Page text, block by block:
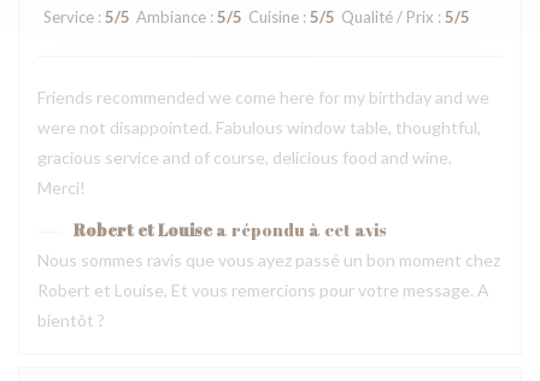
Service : 5/5 Ambiance : 5/5 Cuisine : 5/5 Qualité / Prix : 5/5
Friends recommended we come here for my birthday and we
were not disappointed. Fabulous window table, thoughtful,
gracious service and of course, delicious food and wine.
Merci!
Robert et Louise a répondu à cet avis
Nous sommes ravis que vous ayez passé un bon moment chez
Robert et Louise, Et vous remercions pour votre message. A
bientôt ?